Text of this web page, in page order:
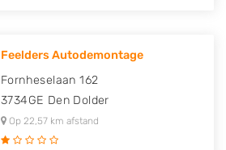
Feelders Autodemontage
Fornheselaan 162
3734GE Den Dolder
Op 22,57 km afstand